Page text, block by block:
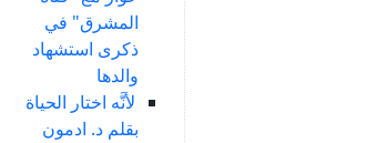
المشرق" في
ذكرى استشهاد
والدها
لأنَّه اختار الحياة
بقلم د. ادمون